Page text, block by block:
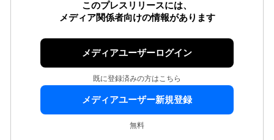
このプレスリリースには、
メディア関係者向けの情報があります
メディアユーザーログイン
既に登録済みの方はこちら
メディアユーザー新規登録
無料